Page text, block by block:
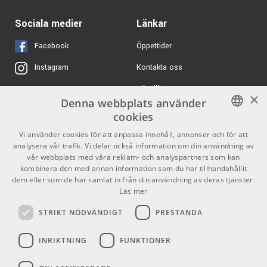
PHA-50 hybridklaviatur med 88 tangenter
Yta med ebony/ivory-feel
Tre pedaler med kontinuerlig avkänning
Rolands pianoteknik
KF-20 använder Roland Piano Reality Modeling för att
leverera ett uttrycksfullt och dynamiskt pianoljud. Vid spel
med grand piano-ljud får du obegränsad polyfoni för
solospel. Totalt finns 54 ljud i instrumentet, inklusive
elpiano, orgel och cembalo.
Smarta funktioner
Bluetooth Audio och MIDI
USB-C (MIDI/Audio)
ARTIKELNUMMER 1081950
Yamaha YDP-S55
Black
ARTIKELNUMMER 1076620
Roland HP704 Light
ARTIKELNUMMER 1082330
Yamaha YDP-S35
Black
13969 kr
Sociala medier
Facebook
Instagram
X
Youtube
TikTok
Länkar
Öppettider
Kontakta oss
Köpvillkor
Butiken
Varumärken
GDPR & Cookies
Kontakt
Info
Mån-Fre: 10.00-18.00
SWEDISH
ENGLISH
×
Denna webbplats använder
cookies
Vi använder cookies för att anpassa innehåll, annonser och för att
analysera vår trafik. Vi delar också information om din användning av
vår webbplats med våra reklam- och analyspartners som kan
kombinera den med annan information som du har tillhandahållit
dem eller som de har samlat in från din användning av deras tjänster.
Läs mer
STRIKT NÖDVÄNDIGT PRESTANDA
INRIKTNING FUNKTIONER